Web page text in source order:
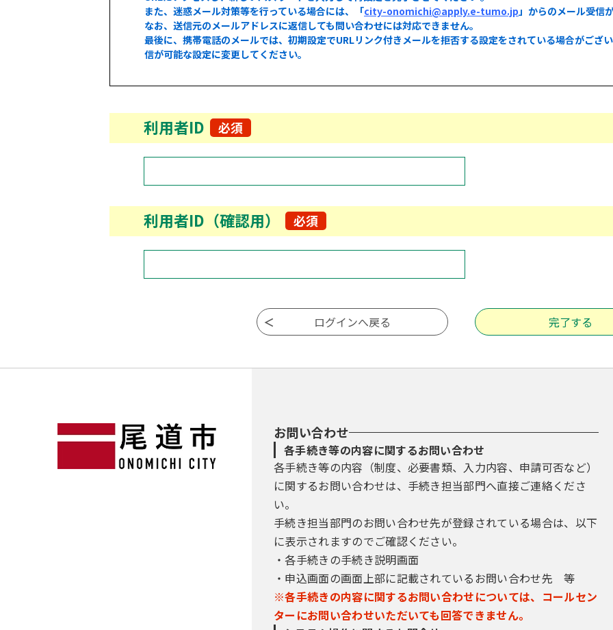
また、迷惑メール対策等を行っている場合には、「city-onomichi@apply.e-tumo.jp」からのメール受信
なお、送信元のメールアドレスに返信しても問い合わせには対応できません。
最後に、携帯電話のメールでは、初期設定でURLリンク付きメールを拒否する設定をされている場合がござ
信が可能な設定に変更してください。
利用者ID 必須
利用者ID（確認用） 必須
お問い合わせ
各手続き等の内容に関するお問い合わせ
各手続き等の内容（制度、必要書類、入力内容、申請可否など）
に関するお問い合わせは、手続き担当部門へ直接ご連絡くださ
い。
手続き担当部門のお問い合わせ先が登録されている場合は、以下
に表示されますのでご確認ください。
・各手続きの手続き説明画面
・申込画面の画面上部に記載されているお問い合わせ先 等
※各手続きの内容に関するお問い合わせについては、コールセン
ターにお問い合わせいただいても回答できません。